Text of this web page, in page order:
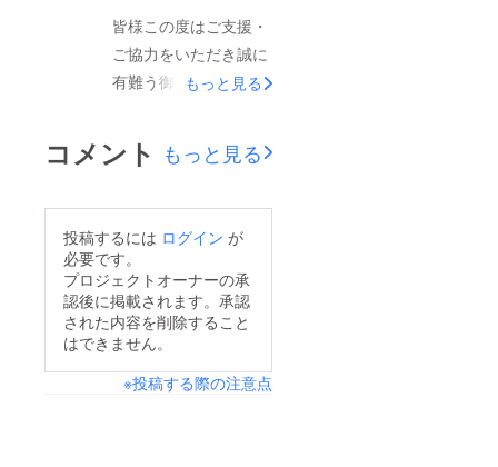
始しました日本酒プロ
ジェクトも終了まで残
り3日となりました。
現在、本プロジェクト
一弾と第二弾を合わせ
支援を頂いておりま
す。ご支援頂いた皆様
には大変､感謝申し上
げます（進捗詳
細） 「日本酒プロ
ジェクト2020」の発
端は、2020年4月に遡
皆様この度はご支援・
ご協力をいただき誠に
有難う御座います。
ました日本酒プロジェ
クトも終了まで残り7
で苦しむ全国の酒蔵様
の力となっておりま
す。引き続き宜しくお
願い致します。プロ
「日本酒プロジェクト
もっと見る
コメント もっと見る
投稿するには ログイン が
必要です。
プロジェクトオーナーの承
認後に掲載されます。承認
された内容を削除すること
はできません。
※投稿する際の注意点